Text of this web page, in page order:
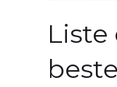
Liste